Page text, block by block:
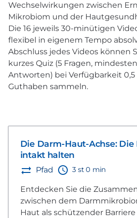
Wechselwirkungen zwischen
Mikrobiom und der
Die 16 jeweils 30-minütigen
flexibel in eigenem Tempo
Abschluss jedes Videos können
kurzes Quiz (5 Fragen,
Antworten) bei Verfügbarkeit 0,5
Guthaben sammeln.
Die Darm-Haut-Achse: Die
intakt halten
Pfad 3 st 0 min
Entdecken Sie die
zwischen dem
Haut als schützender